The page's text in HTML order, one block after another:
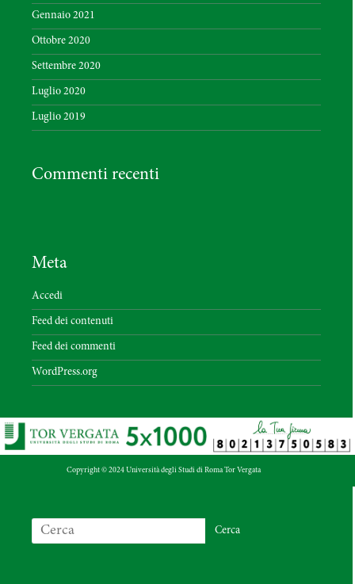
Gennaio 2021
Ottobre 2020
Settembre 2020
Luglio 2020
Luglio 2019
Commenti recenti
Meta
Accedi
Feed dei contenuti
Feed dei commenti
WordPress.org
Copyright © 2024 Università degli Studi di Roma Tor Vergata